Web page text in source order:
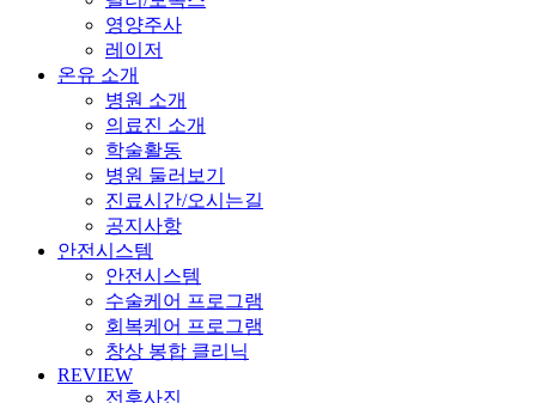
영양주사
레이저
온유 소개
병원 소개
의료진 소개
학술활동
병원 둘러보기
진료시간/오시는길
공지사항
안전시스템
안전시스템
수술케어 프로그램
회복케어 프로그램
창상 봉합 클리닉
REVIEW
전후사진